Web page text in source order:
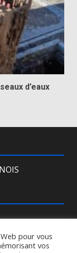
d’eaux
à 12h00 et
pour vous
vos